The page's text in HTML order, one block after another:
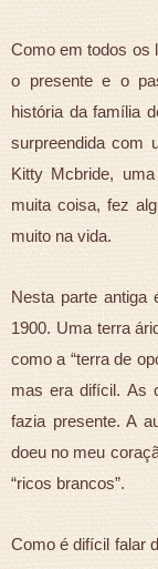
Como em todos os
o presente e o
história da família
surpreendida com
Kitty Mcbride,
muita coisa, fez
muito na vida.
Nesta parte antiga
1900. Uma terra
como a “terra de
mas era difícil. As
fazia presente. A
doeu no meu
“ricos brancos”.
Como é difícil falar